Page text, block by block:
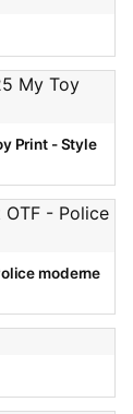
Print - Style
moderne